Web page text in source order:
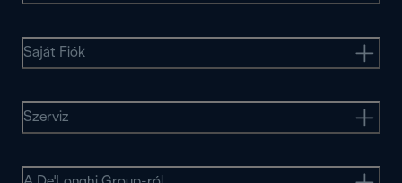
Saját Fiók
Szerviz